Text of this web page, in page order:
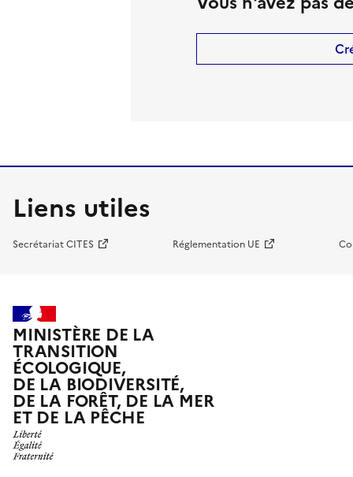
Liens utiles
Secrétariat CITES Réglementation UE
MINISTÈRE DE LA
TRANSITION
ÉCOLOGIQUE,
DE LA BIODIVERSITÉ,
DE LA FORÊT, DE LA MER
ET DE LA PÊCHE